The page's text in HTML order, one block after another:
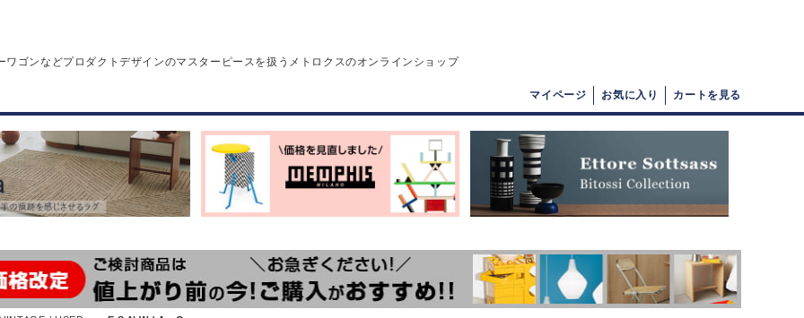
ワゴンなどプロダクトデザインのマスターピースを扱うメトロクスのオンラインショップ
マイページ お気に入り カートを見る